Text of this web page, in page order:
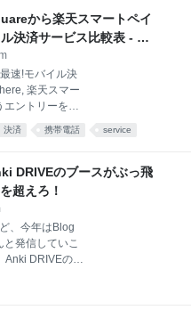
なったもんで
かなかいい感じ
る。紺色やワイ
だとなおさら
メージを持つ
ャープネスを
度を上げる 以
対策も重要なん
から楽天スマートペイ
決済サービス比較表 - キ
速!モバイル決
楽天スマー
エントリーを書
のぶっ飛
せこんできたた
いに参戦しなか
ずやっぱり支
ドとの提携を発
始し、JCB、
染みのない
、実質国内で入
楽天スマート
決済 携帯電話 service
DRIVEのブースがぶっ飛
超えろ！
、今年はBlog
発信していこ
Anki DRIVEのブ
）はCES 2014